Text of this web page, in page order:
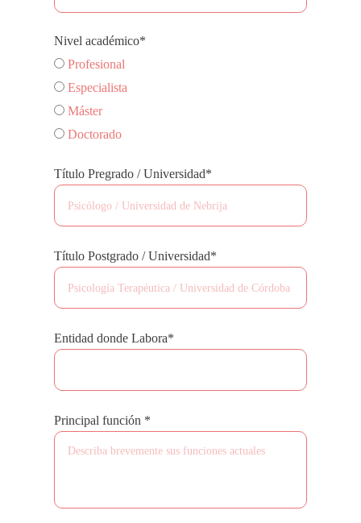
Nivel académico*
Profesional
Especialista
Máster
Doctorado
Título Pregrado / Universidad*
Título Postgrado / Universidad*
Entidad donde Labora*
Principal función *